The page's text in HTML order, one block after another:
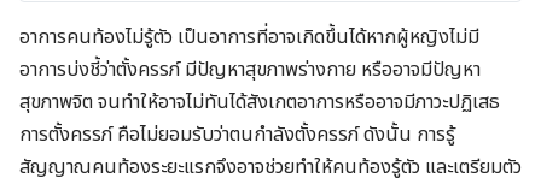
อาการคนท้องไม่รู้ตัว เป็นอาการที่อาจเกิดขึ้นได้หากผู้หญิงไม่มี
อาการบ่งชี้ว่าตั้งครรภ์ มีปัญหาสุขภาพร่างกาย หรืออาจมีปัญหา
สุขภาพจิต จนทำให้อาจไม่ทันได้สังเกตอาการหรืออาจมีภาวะปฏิเสธ
การตั้งครรภ์ คือไม่ยอมรับว่าตนกำลังตั้งครรภ์ ดังนั้น การรู้
สัญญาณคนท้องระยะแรกจึงอาจช่วยทำให้คนท้องรู้ตัว และเตรียมตัว